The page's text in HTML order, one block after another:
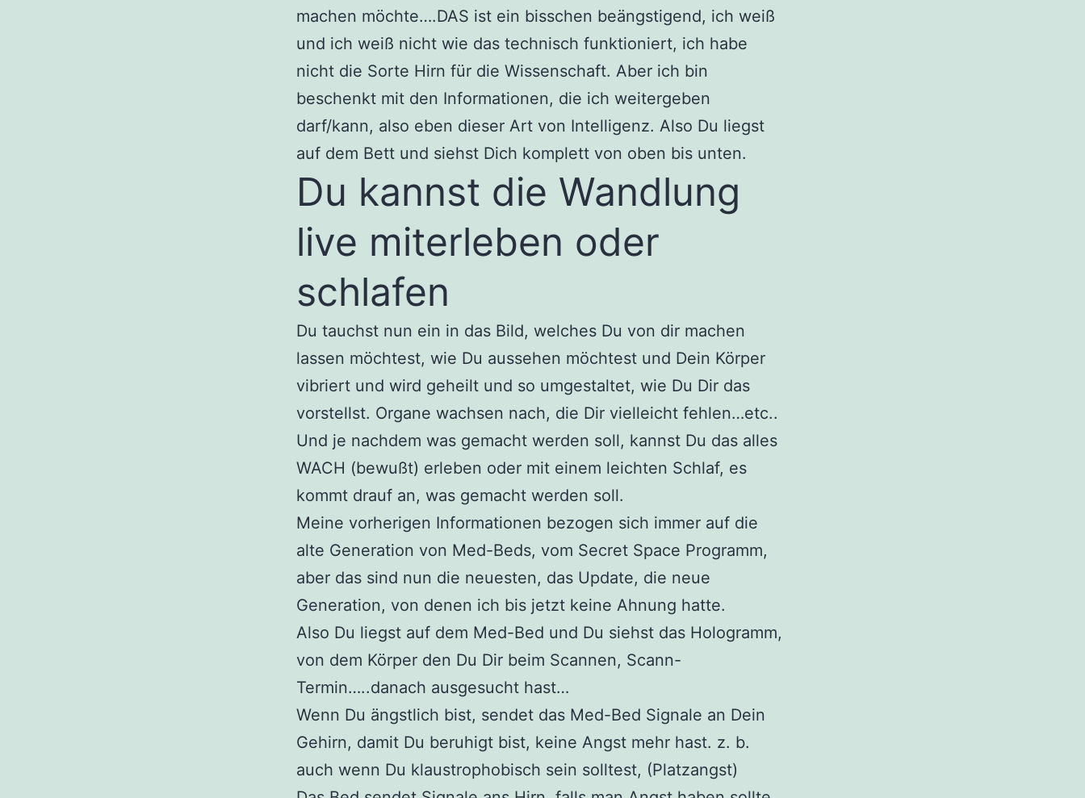
machen möchte….DAS ist ein bisschen beängstigend, ich weiß
und ich weiß nicht wie das technisch funktioniert, ich habe
nicht die Sorte Hirn für die Wissenschaft. Aber ich bin
beschenkt mit den Informationen, die ich weitergeben
darf/kann, also eben dieser Art von Intelligenz. Also Du liegst
auf dem Bett und siehst Dich komplett von oben bis unten.
Du kannst die Wandlung
live miterleben oder
schlafen
Du tauchst nun ein in das Bild, welches Du von dir machen
lassen möchtest, wie Du aussehen möchtest und Dein Körper
vibriert und wird geheilt und so umgestaltet, wie Du Dir das
vorstellst. Organe wachsen nach, die Dir vielleicht fehlen…etc..
Und je nachdem was gemacht werden soll, kannst Du das alles
WACH (bewußt) erleben oder mit einem leichten Schlaf, es
kommt drauf an, was gemacht werden soll.
Meine vorherigen Informationen bezogen sich immer auf die
alte Generation von Med-Beds, vom Secret Space Programm,
aber das sind nun die neuesten, das Update, die neue
Generation, von denen ich bis jetzt keine Ahnung hatte.
Also Du liegst auf dem Med-Bed und Du siehst das Hologramm,
von dem Körper den Du Dir beim Scannen, Scann-
Termin…..danach ausgesucht hast…
Wenn Du ängstlich bist, sendet das Med-Bed Signale an Dein
Gehirn, damit Du beruhigt bist, keine Angst mehr hast. z. b.
auch wenn Du klaustrophobisch sein solltest, (Platzangst)